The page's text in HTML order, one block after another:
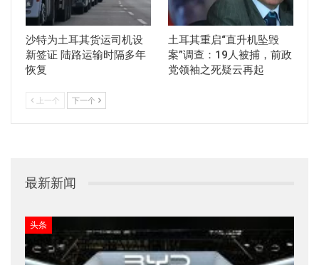
沙特为土耳其货运司机设
新签证 陆路运输时隔多年
恢复
土耳其重启“直升机坠毁
案”调查：19人被捕，前政
党领袖之死疑云再起
上一个 下一个
最新新闻
头条